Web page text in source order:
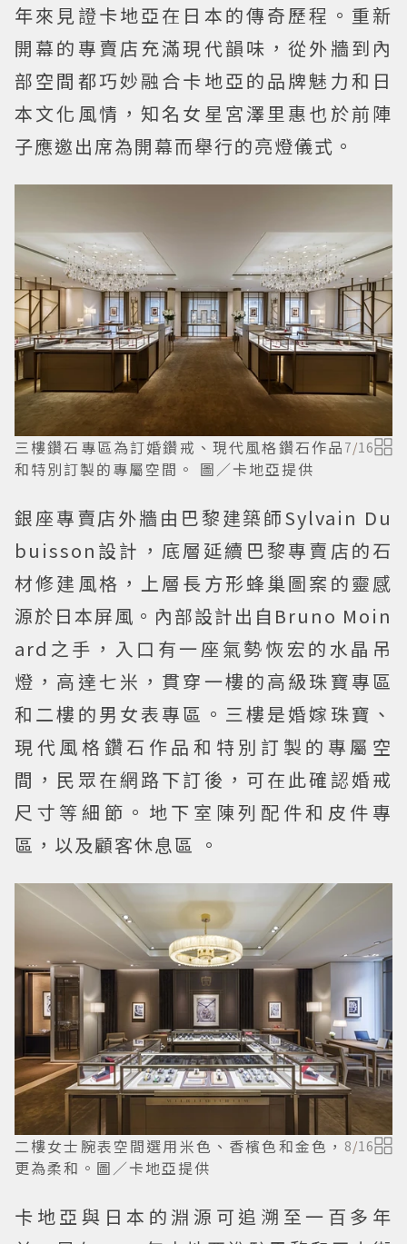
年來見證卡地亞在日本的傳奇歷程。重新
開幕的專賣店充滿現代韻味，從外牆到內
部空間都巧妙融合卡地亞的品牌魅力和日
本文化風情，知名女星宮澤里惠也於前陣
子應邀出席為開幕而舉行的亮燈儀式。
三樓鑽石專區為訂婚鑽戒、現代風格鑽石作品
和特別訂製的專屬空間。 圖／卡地亞提供
7/16
銀座專賣店外牆由巴黎建築師Sylvain Du
buisson設計，底層延續巴黎專賣店的石
材修建風格，上層長方形蜂巢圖案的靈感
源於日本屏風。內部設計出自Bruno Moin
ard之手，入口有一座氣勢恢宏的水晶吊
燈，高達七米，貫穿一樓的高級珠寶專區
和二樓的男女表專區。三樓是婚嫁珠寶、
現代風格鑽石作品和特別訂製的專屬空
間，民眾在網路下訂後，可在此確認婚戒
尺寸等細節。地下室陳列配件和皮件專
區，以及顧客休息區 。
二樓女士腕表空間選用米色、香檳色和金色，
更為柔和。圖／卡地亞提供
8/16
卡地亞與日本的淵源可追溯至一百多年